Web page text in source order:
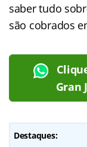
saber tudo
são cobrados
Gran
Destaques: